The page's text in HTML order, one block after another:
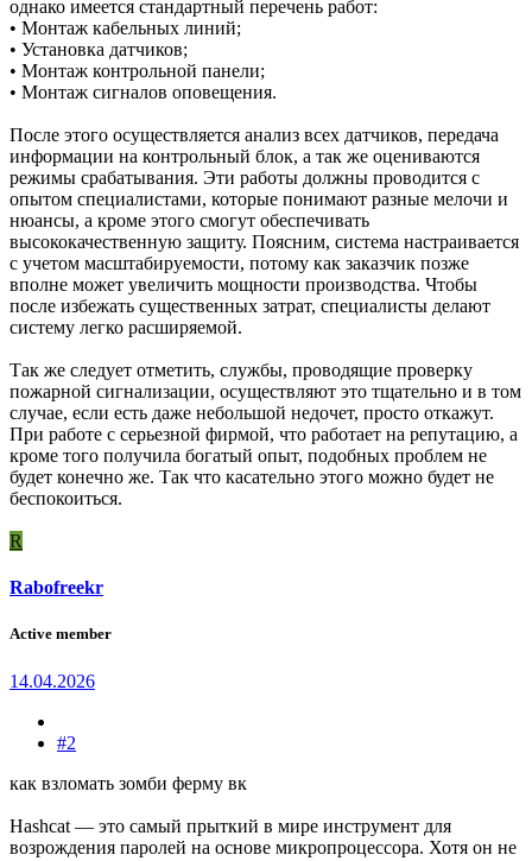
однако имеется стандартный перечень работ:
• Монтаж кабельных линий;
• Установка датчиков;
• Монтаж контрольной панели;
• Монтаж сигналов оповещения.
После этого осуществляется анализ всех датчиков, передача
информации на контрольный блок, а так же оцениваются
режимы срабатывания. Эти работы должны проводится с
опытом специалистами, которые понимают разные мелочи и
нюансы, а кроме этого смогут обеспечивать
высококачественную защиту. Поясним, система настраивается
с учетом масштабируемости, потому как заказчик позже
вполне может увеличить мощности производства. Чтобы
после избежать существенных затрат, специалисты делают
систему легко расширяемой.
Так же следует отметить, службы, проводящие проверку
пожарной сигнализации, осуществляют это тщательно и в том
случае, если есть даже небольшой недочет, просто откажут.
При работе с серьезной фирмой, что работает на репутацию, а
кроме того получила богатый опыт, подобных проблем не
будет конечно же. Так что касательно этого можно будет не
беспокоиться.
R
Rabofreekr
Active member
14.04.2026
#2
как взломать зомби ферму вк
Hashcat — это самый прыткий в мире инструмент для
возрождения паролей на основе микропроцессора. Хотя он не